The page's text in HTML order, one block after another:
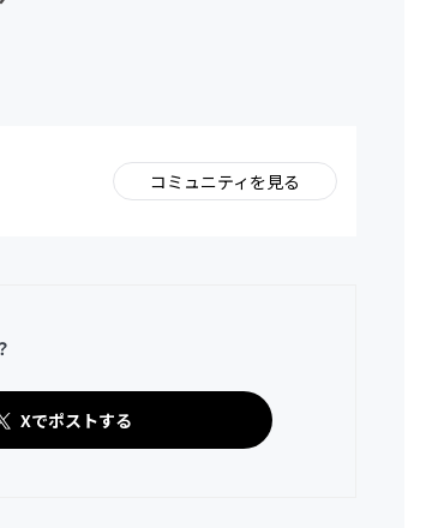
コミュニティを見る
Xでポストする